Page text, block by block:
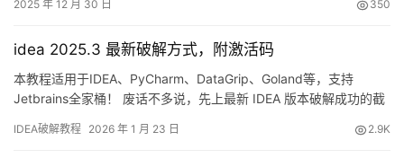
器，功能强大，适用于 Windows、Mac 和 Linux 系统。本文将详细
是什么版本、什么操…
2025 年 12 月 30 日 350
idea 2025.3 最新破解方式，附激活码
本教程适用于IDEA、PyCharm、DataGrip、Goland等，支持
Jetbrains全家桶！ 废话不多说，先上最新 IDEA 版本破解成功的截
我就将通过图文的方式, 来详细讲解如何激活 IDEA至 2099 年。 当
IDEA破解教程 2026 年 1 月 23 日 2.9K